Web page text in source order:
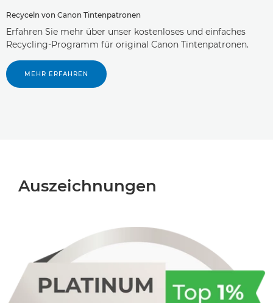
Recyceln von Canon Tintenpatronen
Erfahren Sie mehr über unser kostenloses und einfaches
Recycling-Programm für original Canon Tintenpatronen.
MEHR ERFAHREN
Auszeichnungen